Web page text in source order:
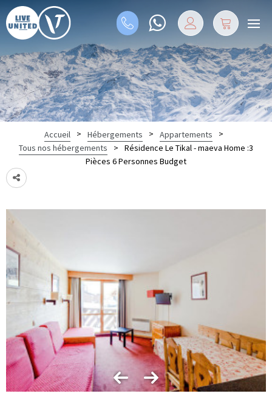
Accueil > Hébergements > Appartements
>
Tous nos hébergements
>
Résidence Le Tikal - maeva Home :3
Pièces 6 Personnes Budget